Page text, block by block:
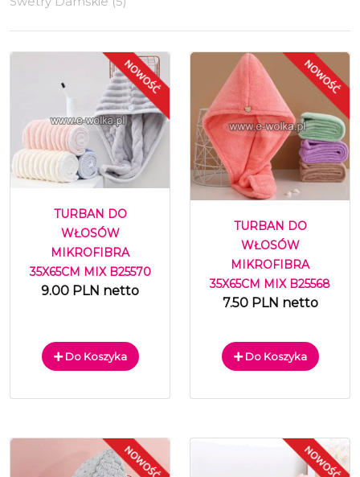
TURBAN DO
WŁOSÓW
MIKROFIBRA
35X65CM MIX B25570
9.00 PLN netto
Do Koszyka
TURBAN DO
WŁOSÓW
MIKROFIBRA
35X65CM MIX B25568
7.50 PLN netto
Do Koszyka